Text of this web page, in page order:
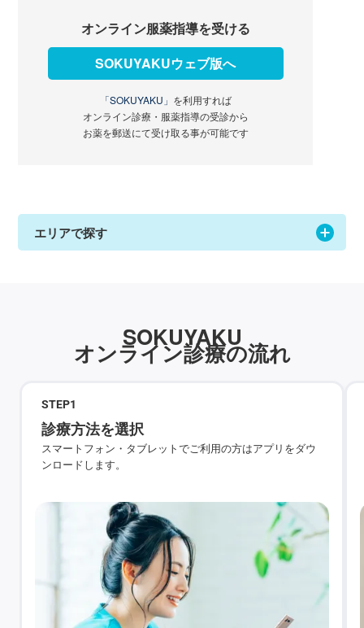
オンライン服薬指導を受ける
SOKUYAKUウェブ版へ
「SOKUYAKU」 を利用すれば
オンライン診療・服薬指導の受診から
お薬を郵送にて受け取る事が可能です
エリアで探す
SOKUYAKU
オンライン診療の流れ
STEP1
診療方法を選択
スマートフォン・タブレットでご利用の方はアプリをダウ
ンロードします。